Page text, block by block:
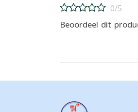
0/5
Beoordeel dit